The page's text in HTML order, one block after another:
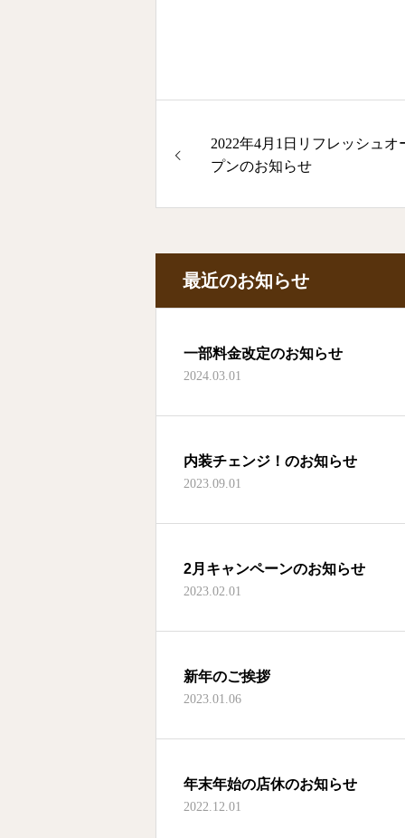
2022年4月1日リフレッシュオ
プンのお知らせ
最近のお知らせ
一部料金改定のお知らせ
2024.03.01
内装チェンジ！のお知らせ
2023.09.01
2月キャンペーンのお知らせ
2023.02.01
新年のご挨拶
2023.01.06
年末年始の店休のお知らせ
2022.12.01